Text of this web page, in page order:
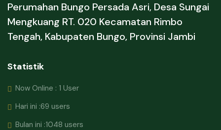
Perumahan Bungo Persada Asri, Desa Sungai
Mengkuang RT. 020 Kecamatan Rimbo
Tengah, Kabupaten Bungo, Provinsi Jambi
Statistik
Now Online : 1 User
Hari ini :69 users
Bulan ini :1048 users